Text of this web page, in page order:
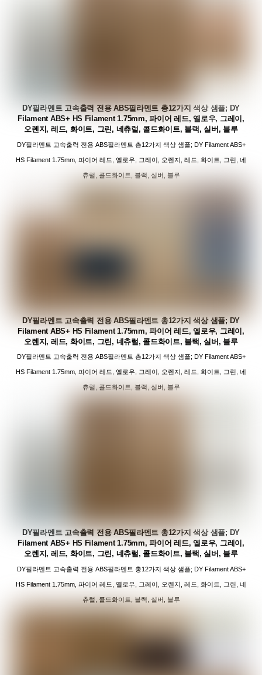
DY필라멘트 고속출력 전용 ABS필라멘트 총12가지 색상 샘플; DY
Filament ABS+ HS Filament 1.75mm, 파이어 레드, 옐로우, 그레이,
오렌지, 레드, 화이트, 그린, 네츄럴, 콜드화이트, 블랙, 실버, 블루
DY필라멘트 고속출력 전용 ABS필라멘트 총12가지 색상 샘플; DY Filament ABS+
HS Filament 1.75mm, 파이어 레드, 옐로우, 그레이, 오렌지, 레드, 화이트, 그린, 네
츄럴, 콜드화이트, 블랙, 실버, 블루
DY필라멘트 고속출력 전용 ABS필라멘트 총12가지 색상 샘플; DY
Filament ABS+ HS Filament 1.75mm, 파이어 레드, 옐로우, 그레이,
오렌지, 레드, 화이트, 그린, 네츄럴, 콜드화이트, 블랙, 실버, 블루
DY필라멘트 고속출력 전용 ABS필라멘트 총12가지 색상 샘플; DY Filament ABS+
HS Filament 1.75mm, 파이어 레드, 옐로우, 그레이, 오렌지, 레드, 화이트, 그린, 네
츄럴, 콜드화이트, 블랙, 실버, 블루
DY필라멘트 고속출력 전용 ABS필라멘트 총12가지 색상 샘플; DY
Filament ABS+ HS Filament 1.75mm, 파이어 레드, 옐로우, 그레이,
오렌지, 레드, 화이트, 그린, 네츄럴, 콜드화이트, 블랙, 실버, 블루
DY필라멘트 고속출력 전용 ABS필라멘트 총12가지 색상 샘플; DY Filament ABS+
HS Filament 1.75mm, 파이어 레드, 옐로우, 그레이, 오렌지, 레드, 화이트, 그린, 네
츄럴, 콜드화이트, 블랙, 실버, 블루